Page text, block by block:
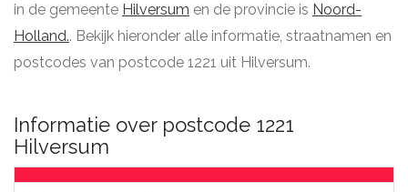
in de gemeente Hilversum en de provincie is Noord-
Holland.. Bekijk hieronder alle informatie, straatnamen en
postcodes van postcode 1221 uit Hilversum.
Informatie over postcode 1221
Hilversum